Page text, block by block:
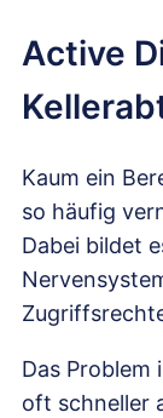
Active
Kaum ein
so häufig
Dabei bildet
Das
oft schneller